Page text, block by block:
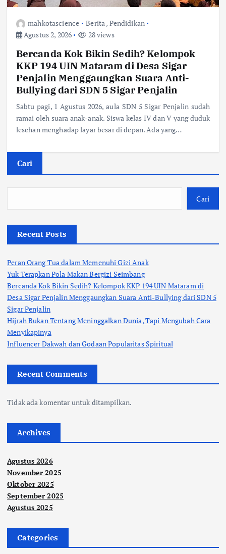
mahkotascience Berita, Pendidikan
Agustus 2, 2026
28 views
Bercanda Kok Bikin Sedih? Kelompok
KKP 194 UIN Mataram di Desa Sigar
Penjalin Menggaungkan Suara Anti-
Bullying dari SDN 5 Sigar Penjalin
Sabtu pagi, 1 Agustus 2026, aula SDN 5 Sigar Penjalin sudah
ramai oleh suara anak-anak. Siswa kelas IV dan V yang duduk
lesehan menghadap layar besar di depan. Ada yang…
Cari
Cari
Recent Posts
Peran Orang Tua dalam Memenuhi Gizi Anak
Yuk Terapkan Pola Makan Bergizi Seimbang
Bercanda Kok Bikin Sedih? Kelompok KKP 194 UIN Mataram di
Desa Sigar Penjalin Menggaungkan Suara Anti-Bullying dari SDN 5
Sigar Penjalin
Hijrah Bukan Tentang Meninggalkan Dunia, Tapi Mengubah Cara
Menyikapinya
Influencer Dakwah dan Godaan Popularitas Spiritual
Recent Comments
Tidak ada komentar untuk ditampilkan.
Archives
Agustus 2026
November 2025
Oktober 2025
September 2025
Agustus 2025
Categories